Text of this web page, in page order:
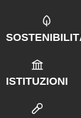
ISTITUZIONI